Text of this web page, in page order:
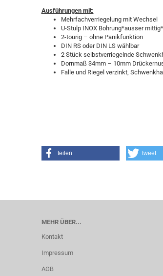
Ausführungen mit:
Mehrfachverriegelung mit Wechsel
U-Stulp INOX Bohrung*ausser mittig*
2-tourig – ohne Panikfunktion
DIN RS oder DIN LS wählbar
2 Stück selbstverriegelnde
Dornmaß 34mm – 10mm
Falle und Riegel verzinkt,
teilen tweet
MEHR ÜBER...
Kontakt
Impressum
AGB